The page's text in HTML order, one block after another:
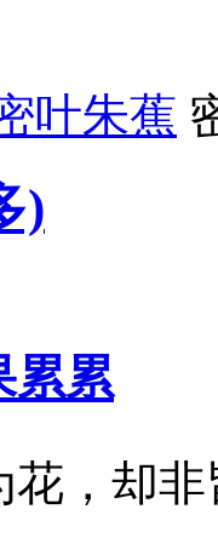
叶朱蕉
)
累累
花，却